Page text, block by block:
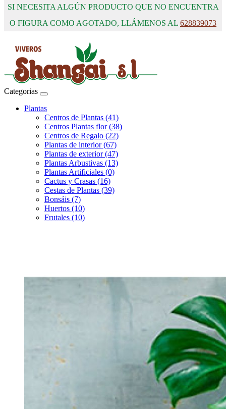
SI NECESITA ALGÚN PRODUCTO QUE NO ENCUENTRA
O FIGURA COMO AGOTADO, LLÁMENOS AL 628839073
Categorias
Plantas
Centros de Plantas (41)
Centros Plantas flor (38)
Centros de Regalo (22)
Plantas de interior (67)
Plantas de exterior (47)
Plantas Arbustivas (13)
Plantas Artificiales (0)
Cactus y Crasas (16)
Cestas de Plantas (39)
Bonsáis (7)
Huertos (10)
Frutales (10)